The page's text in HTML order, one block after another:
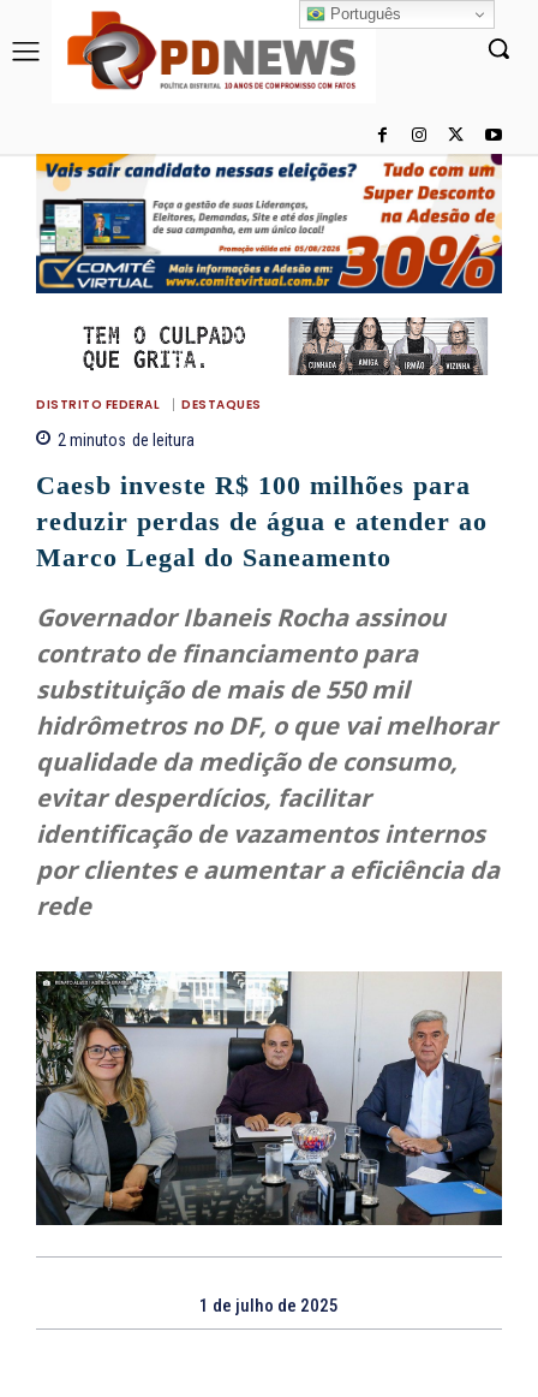
DISTRITO FEDERAL DESTAQUES
2minutos de leitura
Caesb investe R$ 100 milhões para
reduzir perdas de água e atender ao
Marco Legal do Saneamento
Governador Ibaneis Rocha assinou
contrato de financiamento para
substituição de mais de 550 mil
hidrômetros no DF, o que vai melhorar
qualidade da medição de consumo,
evitar desperdícios, facilitar
identificação de vazamentos internos
por clientes e aumentar a eficiência da
rede
1 de julho de 2025
Português